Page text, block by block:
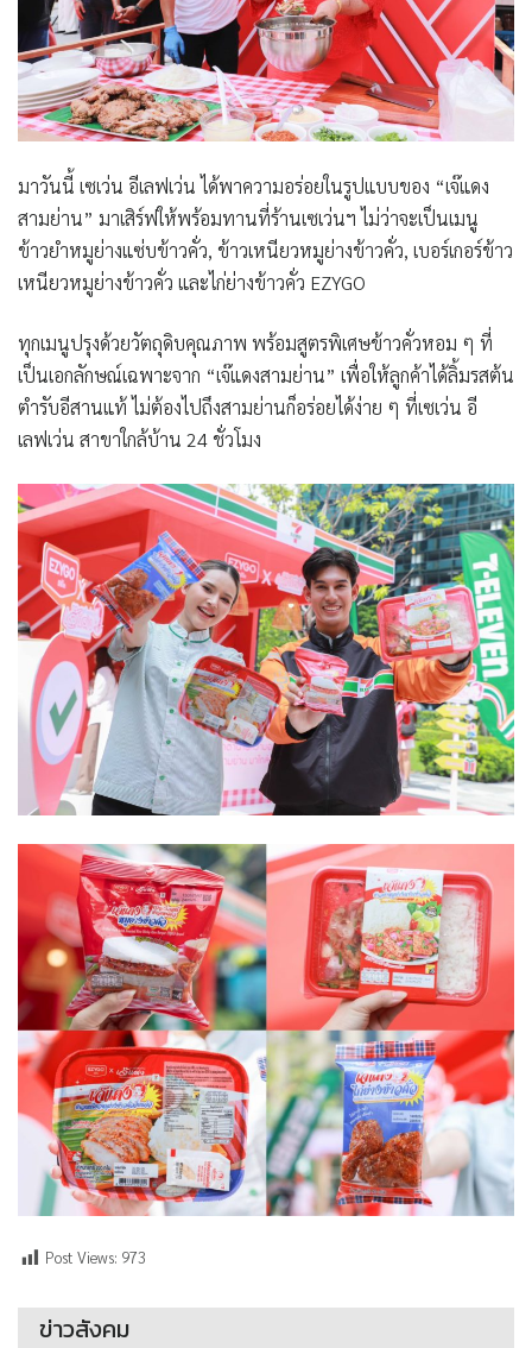
มาวันนี้ เซเว่น อีเลฟเว่น ได้พาความอร่อยในรูปแบบของ “เจ๊แดง
สามย่าน” มาเสิร์ฟให้พร้อมทานที่ร้านเซเว่นฯ ไม่ว่าจะเป็นเมนู
ข้าวยำหมูย่างแซ่บข้าวคั่ว, ข้าวเหนียวหมูย่างข้าวคั่ว, เบอร์เกอร์ข้าว
เหนียวหมูย่างข้าวคั่ว และไก่ย่างข้าวคั่ว EZYGO
ทุกเมนูปรุงด้วยวัตถุดิบคุณภาพ พร้อมสูตรพิเศษข้าวคั่วหอม ๆ ที่
เป็นเอกลักษณ์เฉพาะจาก “เจ๊แดงสามย่าน” เพื่อให้ลูกค้าได้ลิ้มรสต้น
ตำรับอีสานแท้ ไม่ต้องไปถึงสามย่านก็อร่อยได้ง่าย ๆ ที่เซเว่น อี
เลฟเว่น สาขาใกล้บ้าน 24 ชั่วโมง
Post Views: 973
ข่าวสังคม